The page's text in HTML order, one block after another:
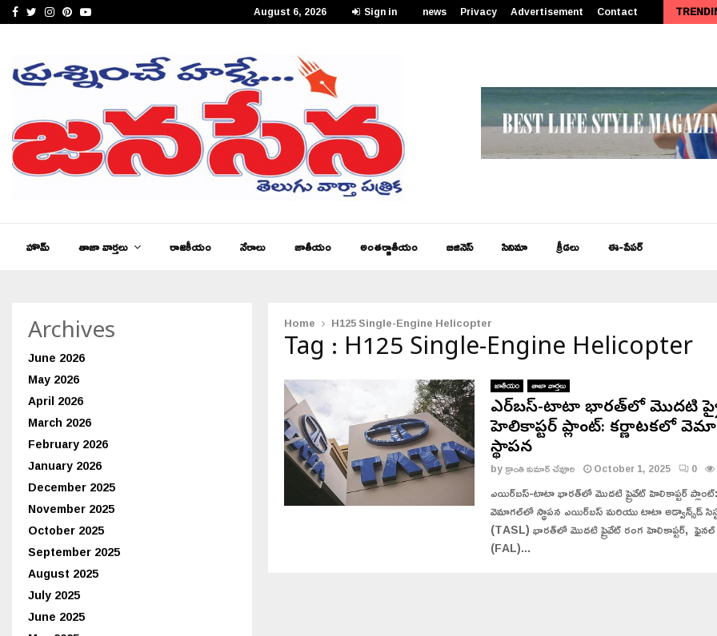
Facebook
Twitter
Instagram
Pinterest
Youtube August 6, 2026 Sign in news Privacy Advertisement Contact
జనసేన తెలుగు న్యూస్ ఆంధ్రప్రదేశ్ ఈ – పేపర్,… పీఎం కేంద్రీయ విద్యాలయం సత్తెనపల్లిలో 11వ తరగతి ప్రారంభోత్సవం…
హొమ్ తాజా వార్తలు రాజకీయం నేరాలు జాతీయం అంతర్జాతీయం బిజినెస్ సినిమా క్రీడలు ఈ-పేపర్
Home H125 Single-Engine Helicopter
Tag : H125 Single-Engine Helicopter
జాతీయం తాజా వార్తలు
ఎయిర్‌బస్-టాటా భారత్‌లో మొదటి
హెలికాప్టర్ ప్లాంట్: కర్ణాటకలో
స్థాపన
byక్రాంతి కుమార్ చేవూరి October 1, 2025 0
ఎయిర్‌బస్-టాటా భారత్‌లో మొదటి ప్రైవేట్ హెలికాప్టర్
వెమాగల్‌లో స్థాపన ఎయిర్‌బస్ మరియు టాటా అడ్వాన్స్‌డ్
(TASL) భారత్‌లో మొదటి ప్రైవేట్ రంగ హెలికాప్టర్, ఫైనల్
(FAL)...
Archives
June 2026
May 2026
April 2026
March 2026
February 2026
January 2026
December 2025
November 2025
October 2025
September 2025
August 2025
July 2025
June 2025